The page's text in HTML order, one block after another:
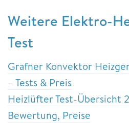
Weitere Elektro-
Test
Grafner Konvektor
– Tests & Preis
Heizlüfter Test-Übersicht
Bewertung, Preise